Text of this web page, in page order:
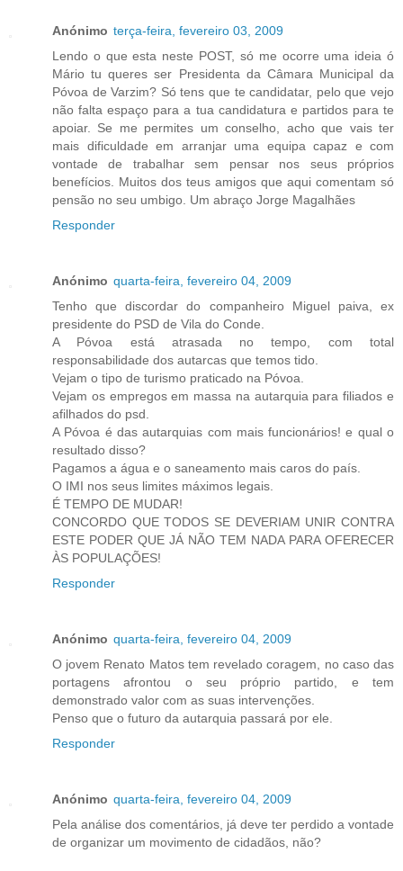
Anónimo terça-feira, fevereiro 03, 2009
Lendo o que esta neste POST, só me ocorre uma ideia ó
Mário tu queres ser Presidenta da Câmara Municipal da
Póvoa de Varzim? Só tens que te candidatar, pelo que vejo
não falta espaço para a tua candidatura e partidos para te
apoiar. Se me permites um conselho, acho que vais ter
mais dificuldade em arranjar uma equipa capaz e com
vontade de trabalhar sem pensar nos seus próprios
benefícios. Muitos dos teus amigos que aqui comentam só
pensão no seu umbigo. Um abraço Jorge Magalhães
Responder
Anónimo quarta-feira, fevereiro 04, 2009
Tenho que discordar do companheiro Miguel paiva, ex
presidente do PSD de Vila do Conde.
A Póvoa está atrasada no tempo, com total
responsabilidade dos autarcas que temos tido.
Vejam o tipo de turismo praticado na Póvoa.
Vejam os empregos em massa na autarquia para filiados e
afilhados do psd.
A Póvoa é das autarquias com mais funcionários! e qual o
resultado disso?
Pagamos a água e o saneamento mais caros do país.
O IMI nos seus limites máximos legais.
É TEMPO DE MUDAR!
CONCORDO QUE TODOS SE DEVERIAM UNIR CONTRA
ESTE PODER QUE JÁ NÃO TEM NADA PARA OFERECER
ÀS POPULAÇÕES!
Responder
Anónimo quarta-feira, fevereiro 04, 2009
O jovem Renato Matos tem revelado coragem, no caso das
portagens afrontou o seu próprio partido, e tem
demonstrado valor com as suas intervenções.
Penso que o futuro da autarquia passará por ele.
Responder
Anónimo quarta-feira, fevereiro 04, 2009
Pela análise dos comentários, já deve ter perdido a vontade
de organizar um movimento de cidadãos, não?